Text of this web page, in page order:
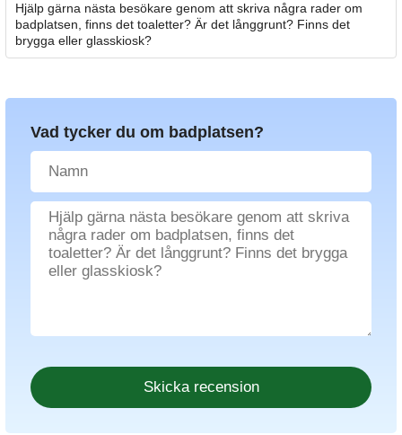
Hjälp gärna nästa besökare genom att skriva några rader om
badplatsen, finns det toaletter? Är det långgrunt? Finns det
brygga eller glasskiosk?
Vad tycker du om badplatsen?